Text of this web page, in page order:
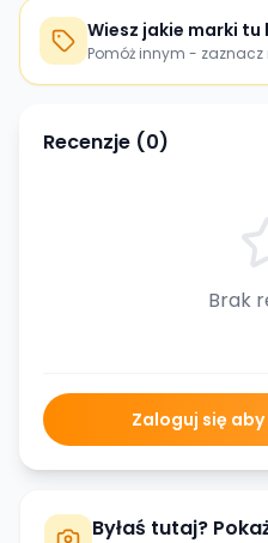
Wiesz jakie marki tu
Pomóż innym - zaznacz
Recenzje (0)
Brak
Zaloguj się
Byłaś tutaj?